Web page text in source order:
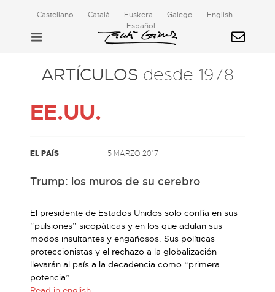
Castellano Català Euskera Galego
English
Español
ARTÍCULOS desde 1978
EE.UU.
EL PAÍS 5 MARZO 2017
Trump: los muros de su cerebro
El presidente de Estados Unidos solo confía en sus
“pulsiones” sicopáticas y en los que adulan sus
modos insultantes y engañosos. Sus políticas
proteccionistas y el rechazo a la globalización
llevarán al país a la decadencia como “primera
potencia”.